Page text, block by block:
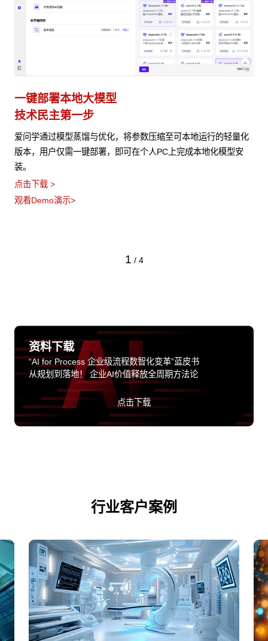
一键部署本地大模型
技术民主第一步
爱问学通过模型蒸馏与优化，将参数压缩至可本地运行的轻量化
版本，用户仅需一键部署，即可在个人PC上完成本地化模型安
装。
点击下载 >
观看Demo演示>
1 / 4
资料下载
“AI for Process 企业级流程数智化变革”蓝皮书
从规划到落地！ 企业AI价值释放全周期方法论
点击下载
行业客户案例